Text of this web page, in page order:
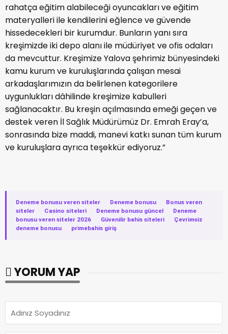
rahatça eğitim alabileceği oyuncakları ve eğitim
materyalleri ile kendilerini eğlence ve güvende
hissedecekleri bir kurumdur. Bunların yanı sıra
kreşimizde iki depo alanı ile müdüriyet ve ofis odaları
da mevcuttur. Kreşimize Yalova şehrimiz bünyesindeki
kamu kurum ve kuruluşlarında çalışan mesai
arkadaşlarımızın da belirlenen kategorilere
uygunlukları dâhilinde kreşimize kabulleri
sağlanacaktır. Bu kreşin açılmasında emeği geçen ve
destek veren İl Sağlık Müdürümüz Dr. Emrah Eray’a,
sonrasında bize maddi, manevi katkı sunan tüm kurum
ve kuruluşlara ayrıca teşekkür ediyoruz.”
Deneme bonusu veren siteler · Deneme bonusu ·
Bonus veren
siteler
· Casino siteleri · Deneme bonusu güncel ·
Deneme
bonusu veren siteler 2026
· Güvenilir bahis siteleri ·
Çevrimsiz
deneme bonusu
· primebahis giriş
YORUM YAP